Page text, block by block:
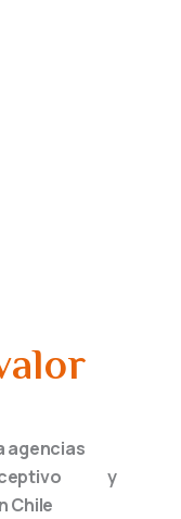
agencias
y
Chile